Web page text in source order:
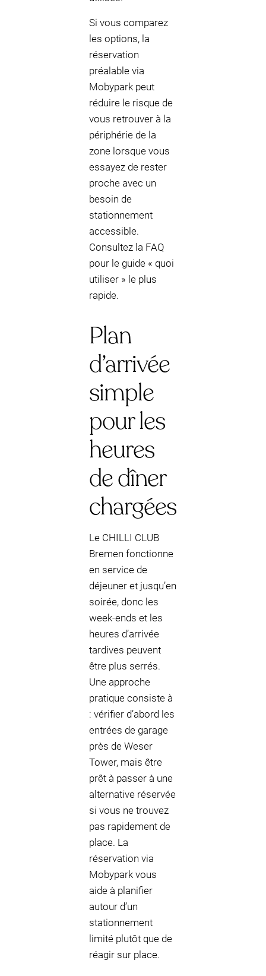
Si vous comparez
les options, la
réservation
préalable via
Mobypark peut
réduire le risque de
vous retrouver à la
périphérie de la
zone lorsque vous
essayez de rester
proche avec un
besoin de
stationnement
accessible.
Consultez la FAQ
pour le guide « quoi
utiliser » le plus
rapide.
Plan
d’arrivée
simple
pour les
heures
de dîner
chargées
Le CHILLI CLUB
Bremen fonctionne
en service de
déjeuner et jusqu’en
soirée, donc les
week-ends et les
heures d’arrivée
tardives peuvent
être plus serrés.
Une approche
pratique consiste à
: vérifier d’abord les
entrées de garage
près de Weser
Tower, mais être
prêt à passer à une
alternative réservée
si vous ne trouvez
pas rapidement de
place. La
réservation via
Mobypark vous
aide à planifier
autour d’un
stationnement
limité plutôt que de
réagir sur place.